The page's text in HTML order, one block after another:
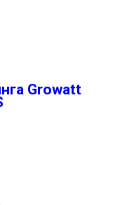
Growatt